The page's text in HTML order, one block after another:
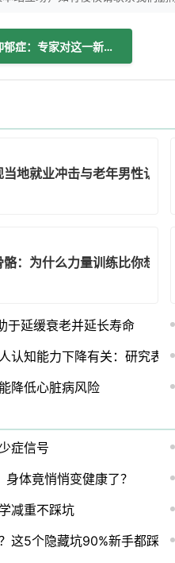
上一篇：肉毒杆菌治疗抑郁症：专家对这一新趋势的看法
当地就业冲击与老年男性认知
：为什么力量训练比你想象
于延缓衰老并延长寿命
认知能力下降有关：研究表明
降低心脏病风险
症信号
体竟悄悄变健康了？
减重不踩坑
这5个隐藏坑90%新手都踩过